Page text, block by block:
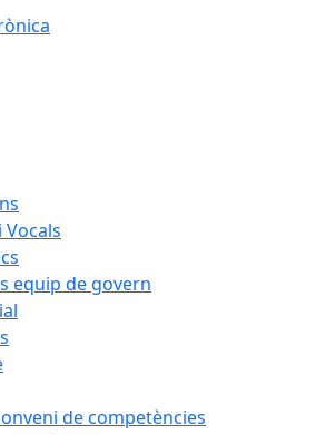
equip de govern
de competències